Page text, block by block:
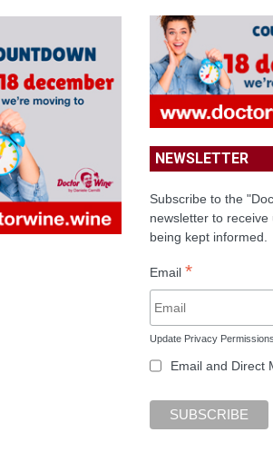
NEWSLETTER
Subscribe to the
newsletter to receive
being kept informed.
Email *
Update Privacy
Email and Direct